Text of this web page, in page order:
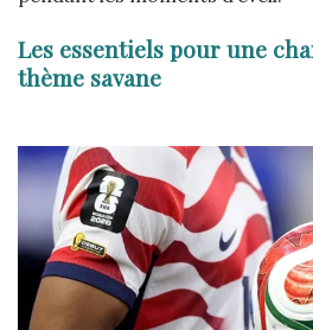
Les essentiels pour une
thème savane